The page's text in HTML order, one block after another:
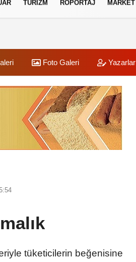
TURIZM RÖPORTAJ MARKET
Foto Galeri Yazarlar
tüketicilerin beğenisine